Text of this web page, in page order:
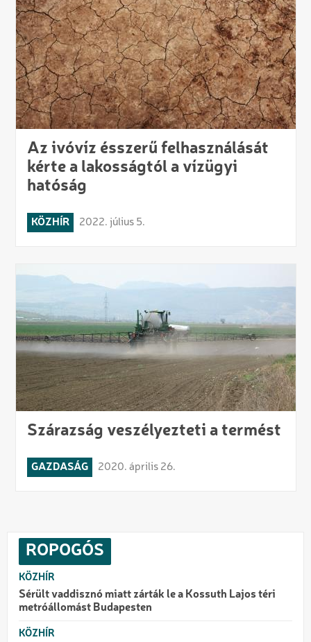
Az ivóvíz ésszerű felhasználását
kérte a lakosságtól a vízügyi
hatóság
KÖZHÍR 2022. július 5.
Szárazság veszélyezteti a termést
GAZDASÁG 2020. április 26.
ROPOGÓS
KÖZHÍR
Sérült vaddisznó miatt zárták le a Kossuth Lajos téri
metróállomást Budapesten
KÖZHÍR